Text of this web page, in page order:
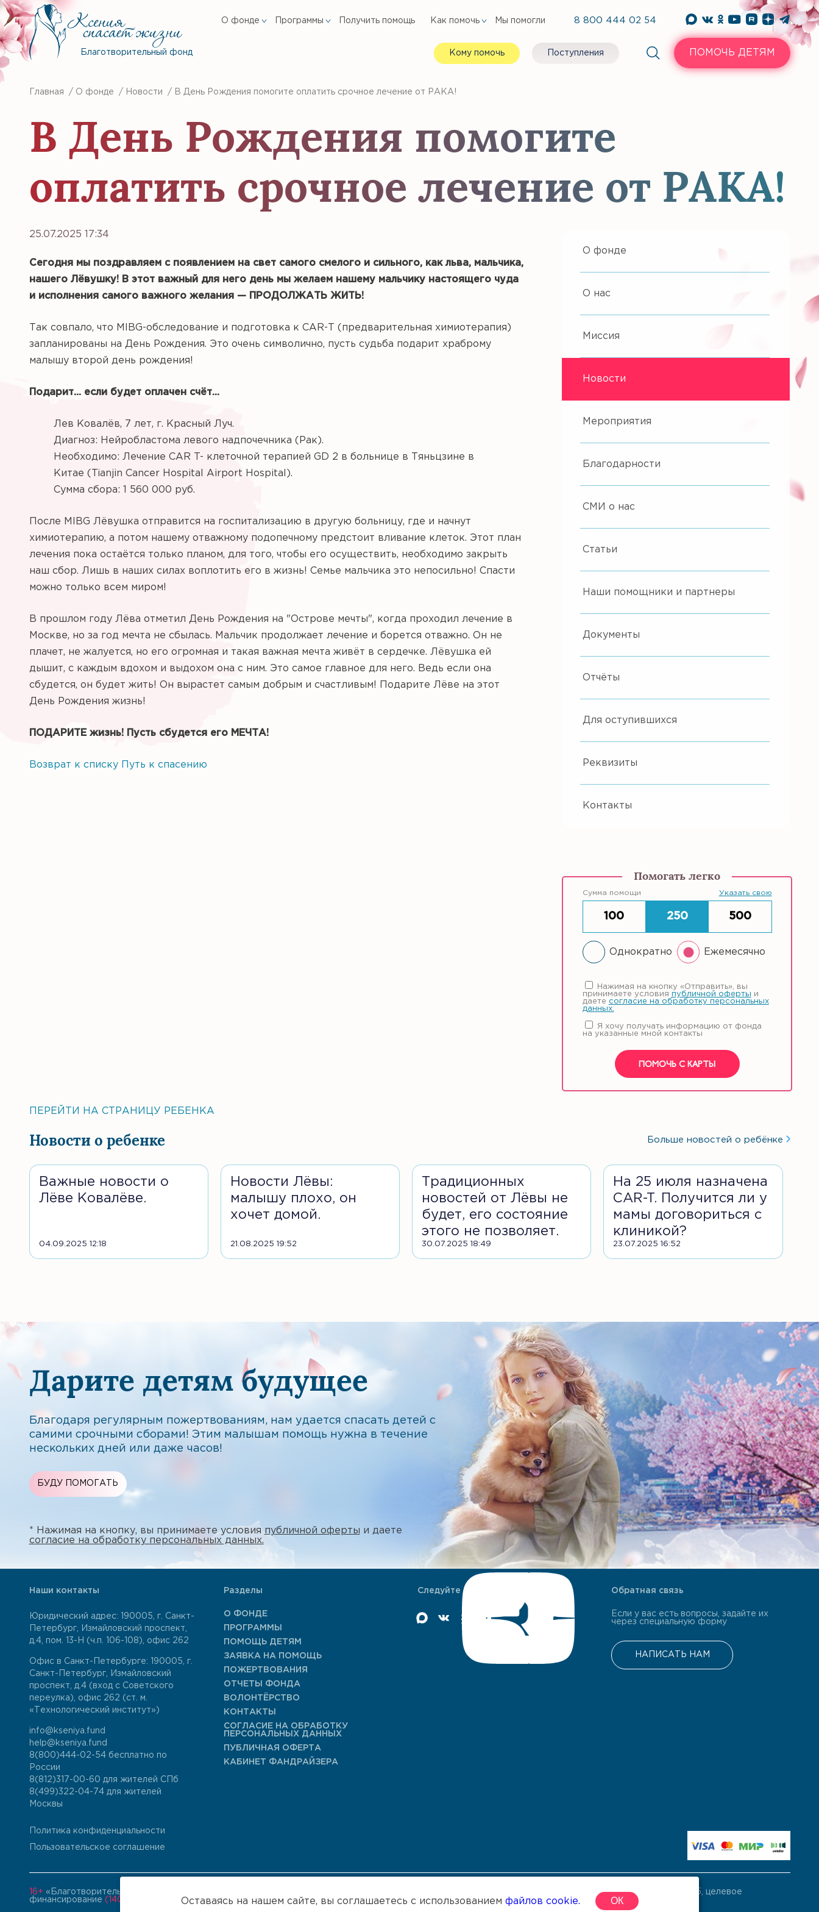
Благотворительный фонд
О фонде Программы Получить помощь Как помочь Мы помогли 8 800 444 02 54
Кому помочь Поступления ПОМОЧЬ ДЕТЯМ
Главная / О фонде / Новости / В День Рождения помогите оплатить срочное лечение от РАКА!
В День Рождения помогите
оплатить срочное лечение от РАКА!
25.07.2025 17:34
Сегодня мы поздравляем с появлением на свет самого смелого и сильного, как льва, мальчика,
нашего Лëвушку! В этот важный для него день мы желаем нашему мальчику настоящего чуда
и исполнения самого важного желания — ПРОДОЛЖАТЬ ЖИТЬ!
Так совпало, что MIBG-обследование и подготовка к CAR-Т (предварительная химиотерапия)
запланированы на День Рождения. Это очень символично, пусть судьба подарит храброму
малышу второй день рождения!
Подарит... если будет оплачен счёт...
Лев Ковалёв, 7 лет, г. Красный Луч.
Диагноз: Нейробластома левого надпочечника (Рак).
Необходимо: Лечение СAR T- клеточной терапией GD 2 в больнице в Тяньцзине в
Китае (Tianjin Cancer Hospital Airport Hospital).
Сумма сбора: 1 560 000 руб.
После MIBG Лëвушка отправится на госпитализацию в другую больницу, где и начнут
химиотерапию, а потом нашему отважному подопечному предстоит вливание клеток. Этот план
лечения пока остаëтся только планом, для того, чтобы его осуществить, необходимо закрыть
наш сбор. Лишь в наших силах воплотить его в жизнь! Семье мальчика это непосильно! Спасти
можно только всем миром!
В прошлом году Лёва отметил День Рождения на "Острове мечты", когда проходил лечение в
Москве, но за год мечта не сбылась. Мальчик продолжает лечение и борется отважно. Он не
плачет, не жалуется, но его огромная и такая важная мечта живëт в сердечке. Лëвушка ей
дышит, с каждым вдохом и выдохом она с ним. Это самое главное для него. Ведь если она
сбудется, он будет жить! Он вырастет самым добрым и счастливым! Подарите Лëве на этот
День Рождения жизнь!
ПОДАРИТЕ жизнь! Пусть сбудется его МЕЧТА!
Возврат к списку Путь к спасению
О фонде
О нас
Миссия
Новости
Мероприятия
Благодарности
СМИ о нас
Статьи
Наши помощники и партнеры
Документы
Отчёты
Для оступившихся
Реквизиты
Контакты
Помогать легко
Сумма помощи Указать свою
100 250 500
Однократно Ежемесячно
Нажимая на кнопку «Отправить», вы
принимаете условия публичной оферты и
даете согласие на обработку персональных
данных.
Я хочу получать информацию от фонда
на указанные мной контакты
ПОМОЧЬ С КАРТЫ
ПЕРЕЙТИ НА СТРАНИЦУ РЕБЕНКА
Новости о ребенке Больше новостей о ребёнке
Важные новости о
Лёве Ковалёве.
04.09.2025 12:18
Новости Лёвы:
малышу плохо, он
хочет домой.
21.08.2025 19:52
Традиционных
новостей от Лёвы не
будет, его состояние
этого не позволяет.
30.07.2025 18:49
На 25 июля назначена
CAR-T. Получится ли у
мамы договориться с
клиникой?
23.07.2025 16:52
Дарите детям будущее
Благодаря регулярным пожертвованиям, нам удается спасать детей с
самими срочными сборами! Этим малышам помощь нужна в течение
нескольких дней или даже часов!
БУДУ ПОМОГАТЬ
* Нажимая на кнопку, вы принимаете условияпубличной оферты и даете
согласие на обработку персональных данных.
Наши контакты
Юридический адрес: 190005, г. Санкт-
Петербург, Измайловский проспект,
д.4, пом. 13-Н (ч.п. 106-108), офис 262
Офис в Санкт-Петербурге: 190005, г.
Санкт-Петербург, Измайловский
проспект, д.4 (вход с Советского
переулка), офис 262 (ст. м.
«Технологический институт»)
info@kseniya.fund
help@kseniya.fund
8(800)444-02-54бесплатно по
России
8(812)317-00-60 для жителей СПб
8(499)322-04-74для жителей
Москвы
Разделы
О ФОНДЕ
ПРОГРАММЫ
ПОМОЩЬ ДЕТЯМ
ЗАЯВКА НА ПОМОЩЬ
ПОЖЕРТВОВАНИЯ
ОТЧЕТЫ ФОНДА
ВОЛОНТЁРСТВО
КОНТАКТЫ
СОГЛАСИЕ НА ОБРАБОТКУ
ПЕРСОНАЛЬНЫХ ДАННЫХ
ПУБЛИЧНАЯ ОФЕРТА
КАБИНЕТ ФАНДРАЙЗЕРА
Следуйте за нами Обратная связь
Если у вас есть вопросы, задайте их
через специальную форму
НАПИСАТЬ НАМ
Политика конфиденциальности
Пользовательское соглашение
16+ «Благотворительный фонд «Ксения Спасает Жизни» использует сайт kseniya.fund для сбора не облагаемых налогом пожертвований, ИНН 7814779325, целевое
финансирование (140) Оставаясь на нашем сайте, вы соглашаетесь с использованием файлов cookie. ОК